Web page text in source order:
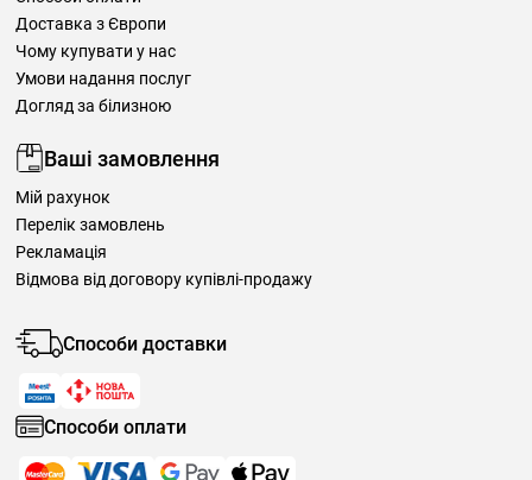
Доставка з Європи
Чому купувати у нас
Умови надання послуг
Догляд за білизною
Ваші замовлення
Мій рахунок
Перелік замовлень
Рекламація
Відмова від договору купівлі-продажу
Способи доставки
Способи оплати